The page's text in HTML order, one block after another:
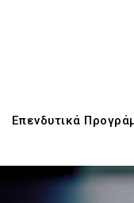
Επενδυτικά